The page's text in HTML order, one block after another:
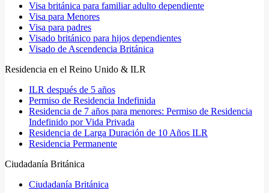
Visa británica para familiar adulto dependiente
Visa para Menores
Visa para padres
Visado británico para hijos dependientes
Visado de Ascendencia Británica
Residencia en el Reino Unido & ILR
ILR después de 5 años
Permiso de Residencia Indefinida
Residencia de 7 años para menores: Permiso de Residencia
Indefinido por Vida Privada
Residencia de Larga Duración de 10 Años ILR
Residencia Permanente
Ciudadanía Británica
Ciudadanía Británica